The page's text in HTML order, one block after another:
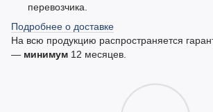
перевозчика.
Подробнее о доставке
На всю продукцию распространяется
— минимум 12 месяцев.